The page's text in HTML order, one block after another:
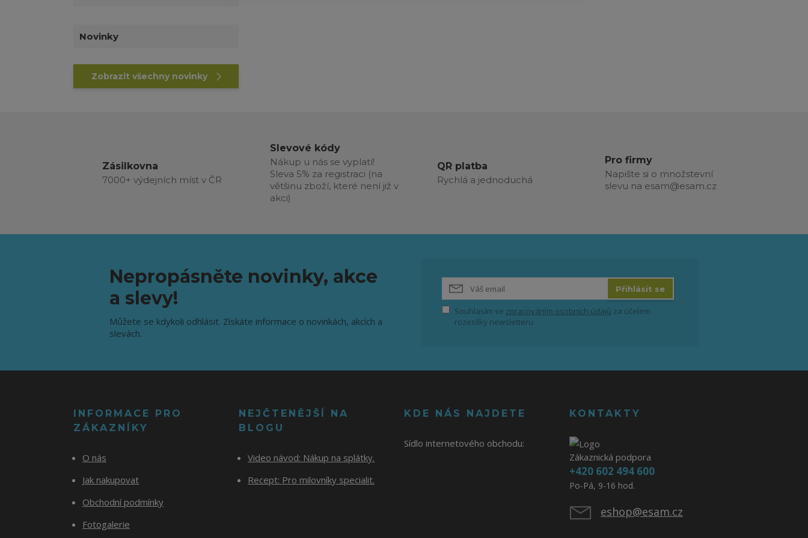
Novinky
Zobrazit všechny novinky
Zásilkovna
7000+ výdejních míst v ČR
Slevové kódy
Nákup u nás se vyplatí!
Sleva 5% za registraci (na
většinu zboží, které není již v
akci)
QR platba
Rychlá a jednoduchá
Pro firmy
Napište si o množstevní
slevu na esam@esam.cz
Nepropásněte novinky, akce
a slevy!
Můžete se kdykoli odhlásit. Získáte informace o novinkách, akcích a
slevách.
Přihlásit se
Souhlasím se zpracováním osobních údajů za účelem
rozesílky newsletteru.
INFORMACE PRO
ZÁKAZNÍKY
O nás
Jak nakupovat
Obchodní podmínky
Fotogalerie
NEJČTENĚJŠÍ NA
BLOGU
Video návod: Nákup na splátky.
Recept: Pro milovníky specialit.
KDE NÁS NAJDETE
Sídlo internetového obchodu:
KONTAKTY
Zákaznická podpora
+420 602 494 600
Po-Pá, 9-16 hod.
eshop@esam.cz